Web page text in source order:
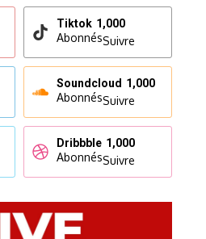
Tiktok 1,000
AbonnésSuivre
Soundcloud 1,000
AbonnésSuivre
Dribbble 1,000
AbonnésSuivre